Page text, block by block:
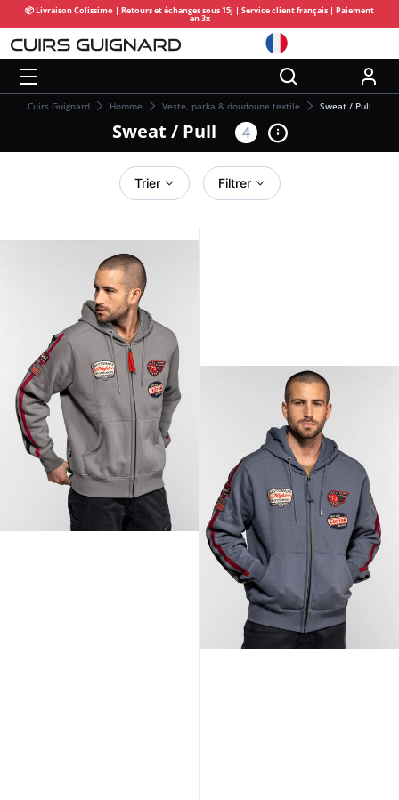
📦 Livraison Colissimo | Retours et échanges sous 15j | Service client français | Paiement
en 3x
Cuirs Guignard Homme Veste, parka & doudoune textile Sweat / Pull
Sweat / Pull 4
Trier Filtrer